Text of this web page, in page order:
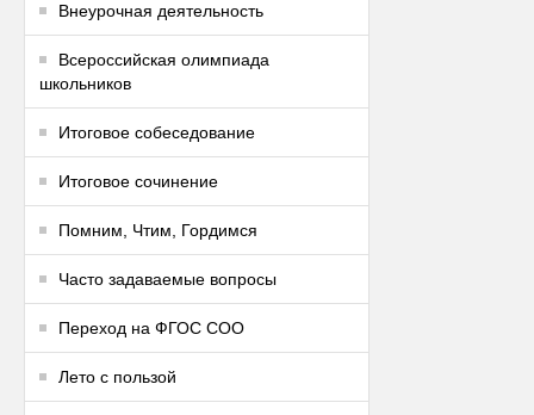
Внеурочная деятельность
Всероссийская олимпиада
школьников
Итоговое собеседование
Итоговое сочинение
Помним, Чтим, Гордимся
Часто задаваемые вопросы
Переход на ФГОС СОО
Лето с пользой